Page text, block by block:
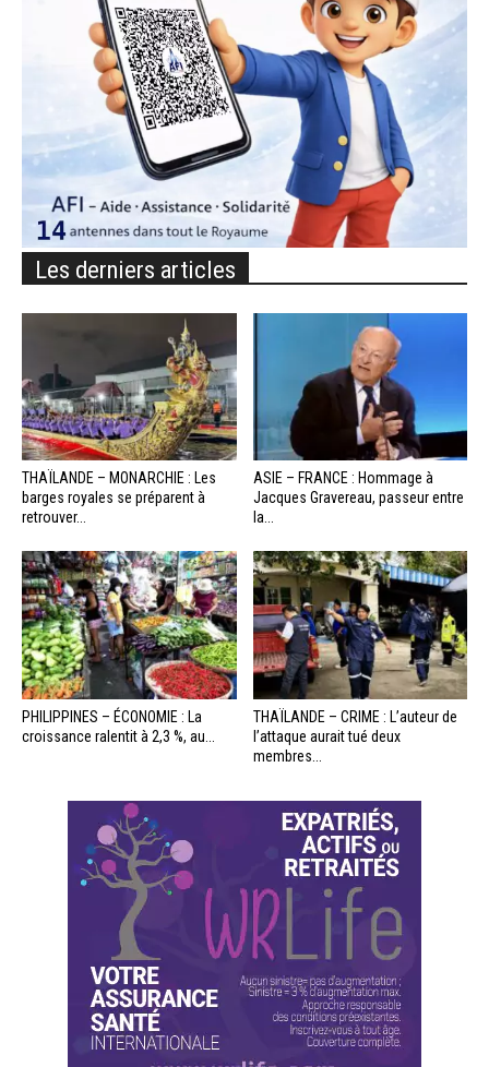
Les derniers articles
THAÏLANDE – MONARCHIE : Les
barges royales se préparent à
retrouver...
ASIE – FRANCE : Hommage à
Jacques Gravereau, passeur entre
la...
PHILIPPINES – ÉCONOMIE : La
croissance ralentit à 2,3 %, au...
THAÏLANDE – CRIME : L’auteur de
l’attaque aurait tué deux
membres...